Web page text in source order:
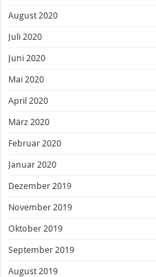
August 2020
Juli 2020
Juni 2020
Mai 2020
April 2020
März 2020
Februar 2020
Januar 2020
Dezember 2019
November 2019
Oktober 2019
September 2019
August 2019